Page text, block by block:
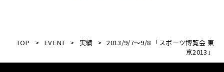
TOP > EVENT > 実績 > 2013/9/7～9/8 「スポーツ博覧会 東
京2013」